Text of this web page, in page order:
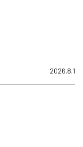
2026.8.1